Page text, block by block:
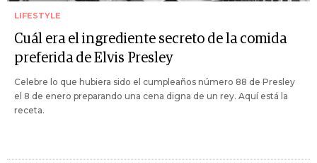
LIFESTYLE
Cuál era el ingrediente secreto de la comida
preferida de Elvis Presley
Celebre lo que hubiera sido el cumpleaños número 88 de Presley
el 8 de enero preparando una cena digna de un rey. Aquí está la
receta.